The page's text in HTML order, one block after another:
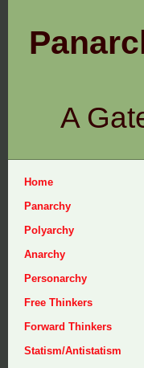
A
Home
Panarchy
Polyarchy
Anarchy
Personarchy
Free Thinkers
Forward Thinkers
Statism/Antistatism